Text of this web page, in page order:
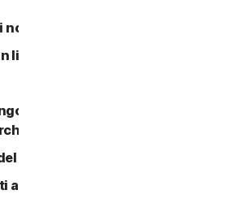
proprietà.
licenza.
dispositivo; consentita solo
o di backup.
software.
automatici dei contenuti.